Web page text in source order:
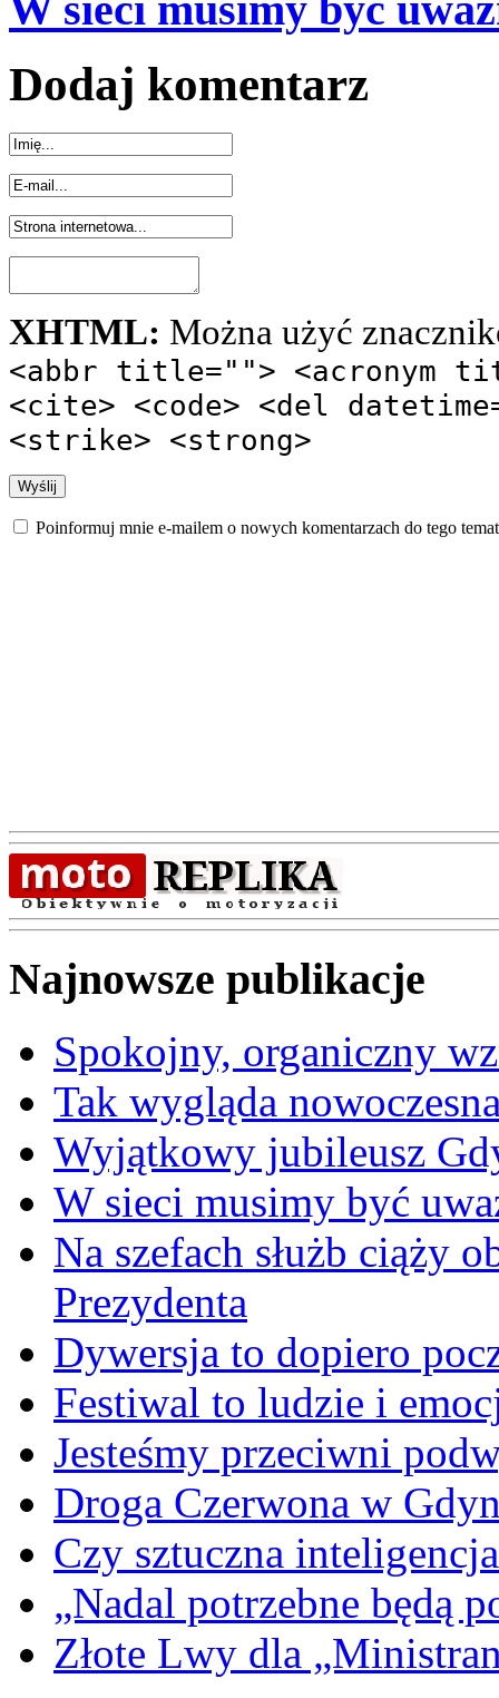
Dodaj komentarz
XHTML: Można użyć
<abbr title=""> <acronym
<cite> <code> <del
<strike> <strong>
Poinformuj mnie e-mailem o nowych komentarzach do tego
Najnowsze publikacje
Spokojny, organiczny
Tak wygląda
Wyjątkowy jubileusz
W sieci musimy być
Na szefach służb ciąży
Prezydenta
Dywersja to dopiero
Festiwal to ludzie i
Jesteśmy przeciwni
Droga Czerwona w
Czy sztuczna
„Nadal potrzebne będą
Złote Lwy dla